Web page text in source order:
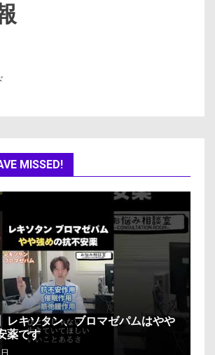
MISSED!
レキソタン、ブロマゼパムはやや
薬です